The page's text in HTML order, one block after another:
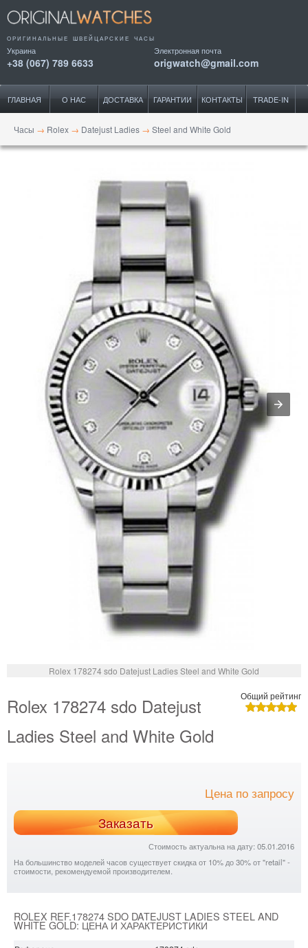
ОРИГИНАЛЬНЫЕ ШВЕЙЦАРСКИЕ ЧАСЫ
Украина
+38 (067) 789 6633
Электронная почта
origwatch@gmail.com
ГЛАВНАЯ О НАС ДОСТАВКА ГАРАНТИИ КОНТАКТЫ TRADE-IN
Часы → Rolex → Datejust Ladies → Steel and White Gold
Rolex 178274 sdo Datejust Ladies Steel and White Gold
Общий рейтинг
Rolex 178274 sdo Datejust
Ladies Steel and White Gold
Цена по запросу
Заказать
Стоимость актуальна на дату: 05.01.2016
На большинство моделей часов существует скидка от 10% до 30% от "retail" -
стоимости, рекомендуемой производителем.
ROLEX REF.178274 SDO DATEJUST LADIES STEEL AND
WHITE GOLD: ЦЕНА И ХАРАКТЕРИСТИКИ